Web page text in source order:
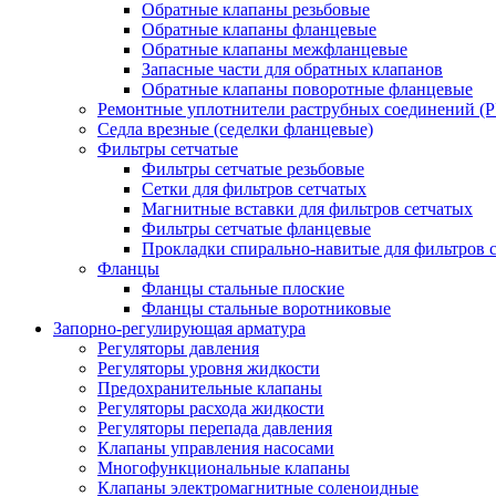
Обратные клапаны резьбовые
Обратные клапаны фланцевые
Обратные клапаны межфланцевые
Запасные части для обратных клапанов
Обратные клапаны поворотные фланцевые
Ремонтные уплотнители раструбных соединений
Седла врезные (седелки фланцевые)
Фильтры сетчатые
Фильтры сетчатые резьбовые
Сетки для фильтров сетчатых
Магнитные вставки для фильтров сетчатых
Фильтры сетчатые фланцевые
Прокладки спирально-навитые для фильтров
Фланцы
Фланцы стальные плоские
Фланцы стальные воротниковые
Запорно-регулирующая арматура
Регуляторы давления
Регуляторы уровня жидкости
Предохранительные клапаны
Регуляторы расхода жидкости
Регуляторы перепада давления
Клапаны управления насосами
Многофункциональные клапаны
Клапаны электромагнитные соленоидные